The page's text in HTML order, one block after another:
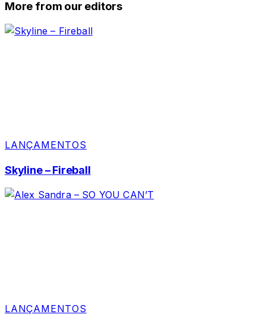
More from our editors
LANÇAMENTOS
Skyline – Fireball
LANÇAMENTOS